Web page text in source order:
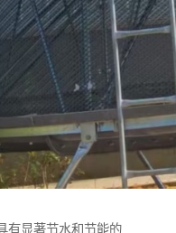
有显著节水和节能的